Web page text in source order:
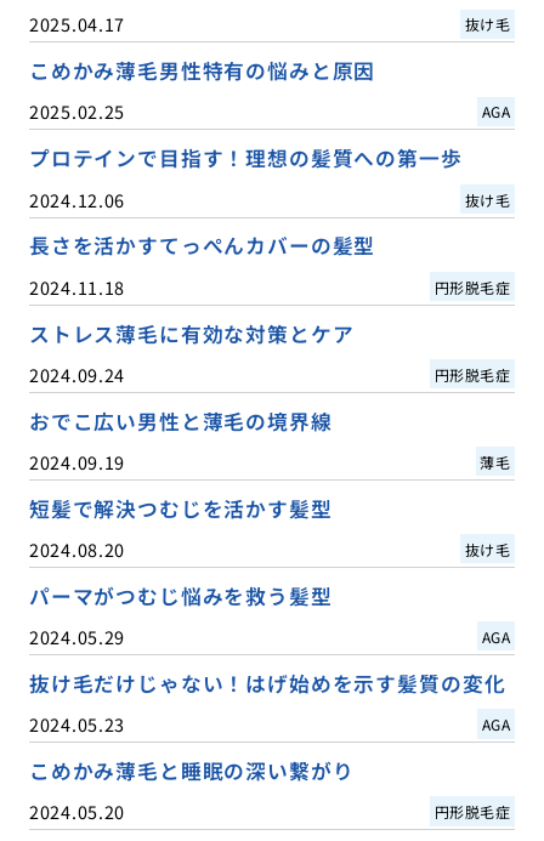
2025.04.17 抜け毛
こめかみ薄毛男性特有の悩みと原因
2025.02.25 AGA
プロテインで目指す！理想の髪質への第一歩
2024.12.06 抜け毛
長さを活かすてっぺんカバーの髪型
2024.11.18 円形脱毛症
ストレス薄毛に有効な対策とケア
2024.09.24 円形脱毛症
おでこ広い男性と薄毛の境界線
2024.09.19 薄毛
短髪で解決つむじを活かす髪型
2024.08.20 抜け毛
パーマがつむじ悩みを救う髪型
2024.05.29 AGA
抜け毛だけじゃない！はげ始めを示す髪質の変化
2024.05.23 AGA
こめかみ薄毛と睡眠の深い繋がり
2024.05.20 円形脱毛症